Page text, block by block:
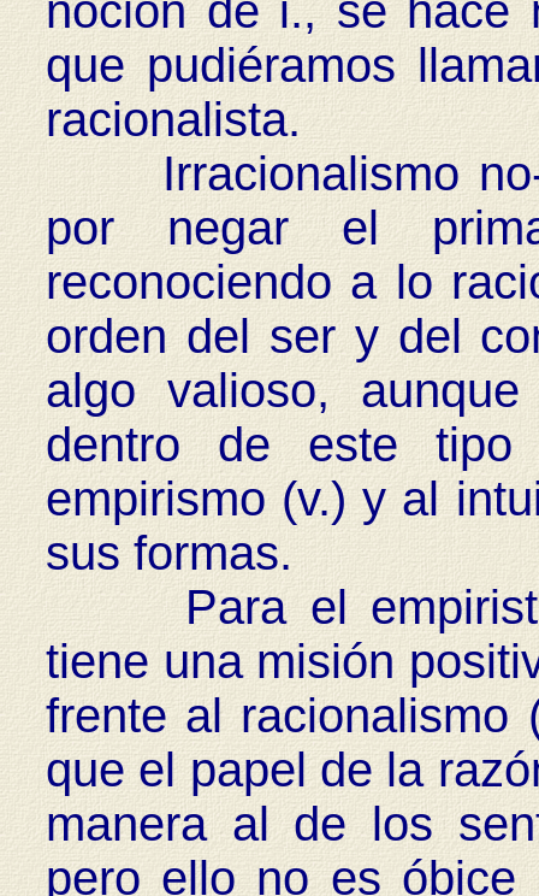
noción de i., se hace
que pudiéramos
racionalista.
Irracionalismo no-
por negar el
reconociendo a lo
orden del ser y del
algo valioso,
dentro de este
empirismo (v.) y al
sus formas.
Para el empirista,
tiene una misión
frente al racionalismo
que el papel de la
manera al de los
pero ello no es óbice